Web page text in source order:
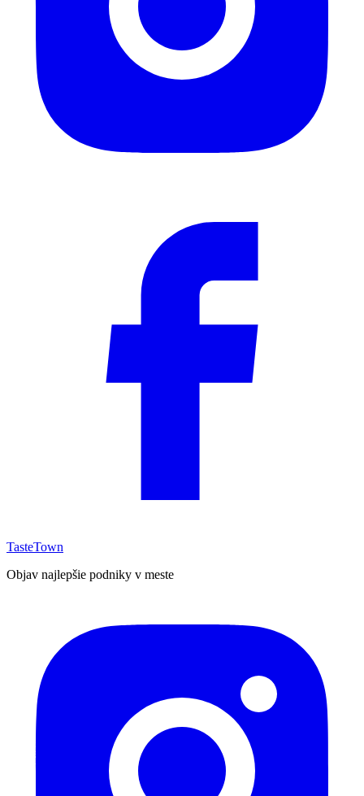
TasteTown
Objav najlepšie podniky v meste